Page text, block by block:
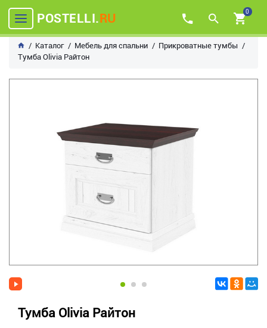
POSTELLI.RU 0
Каталог Мебель для спальни
Прикроватные тумбы
Тумба Olivia Райтон
Тумба Olivia Райтон